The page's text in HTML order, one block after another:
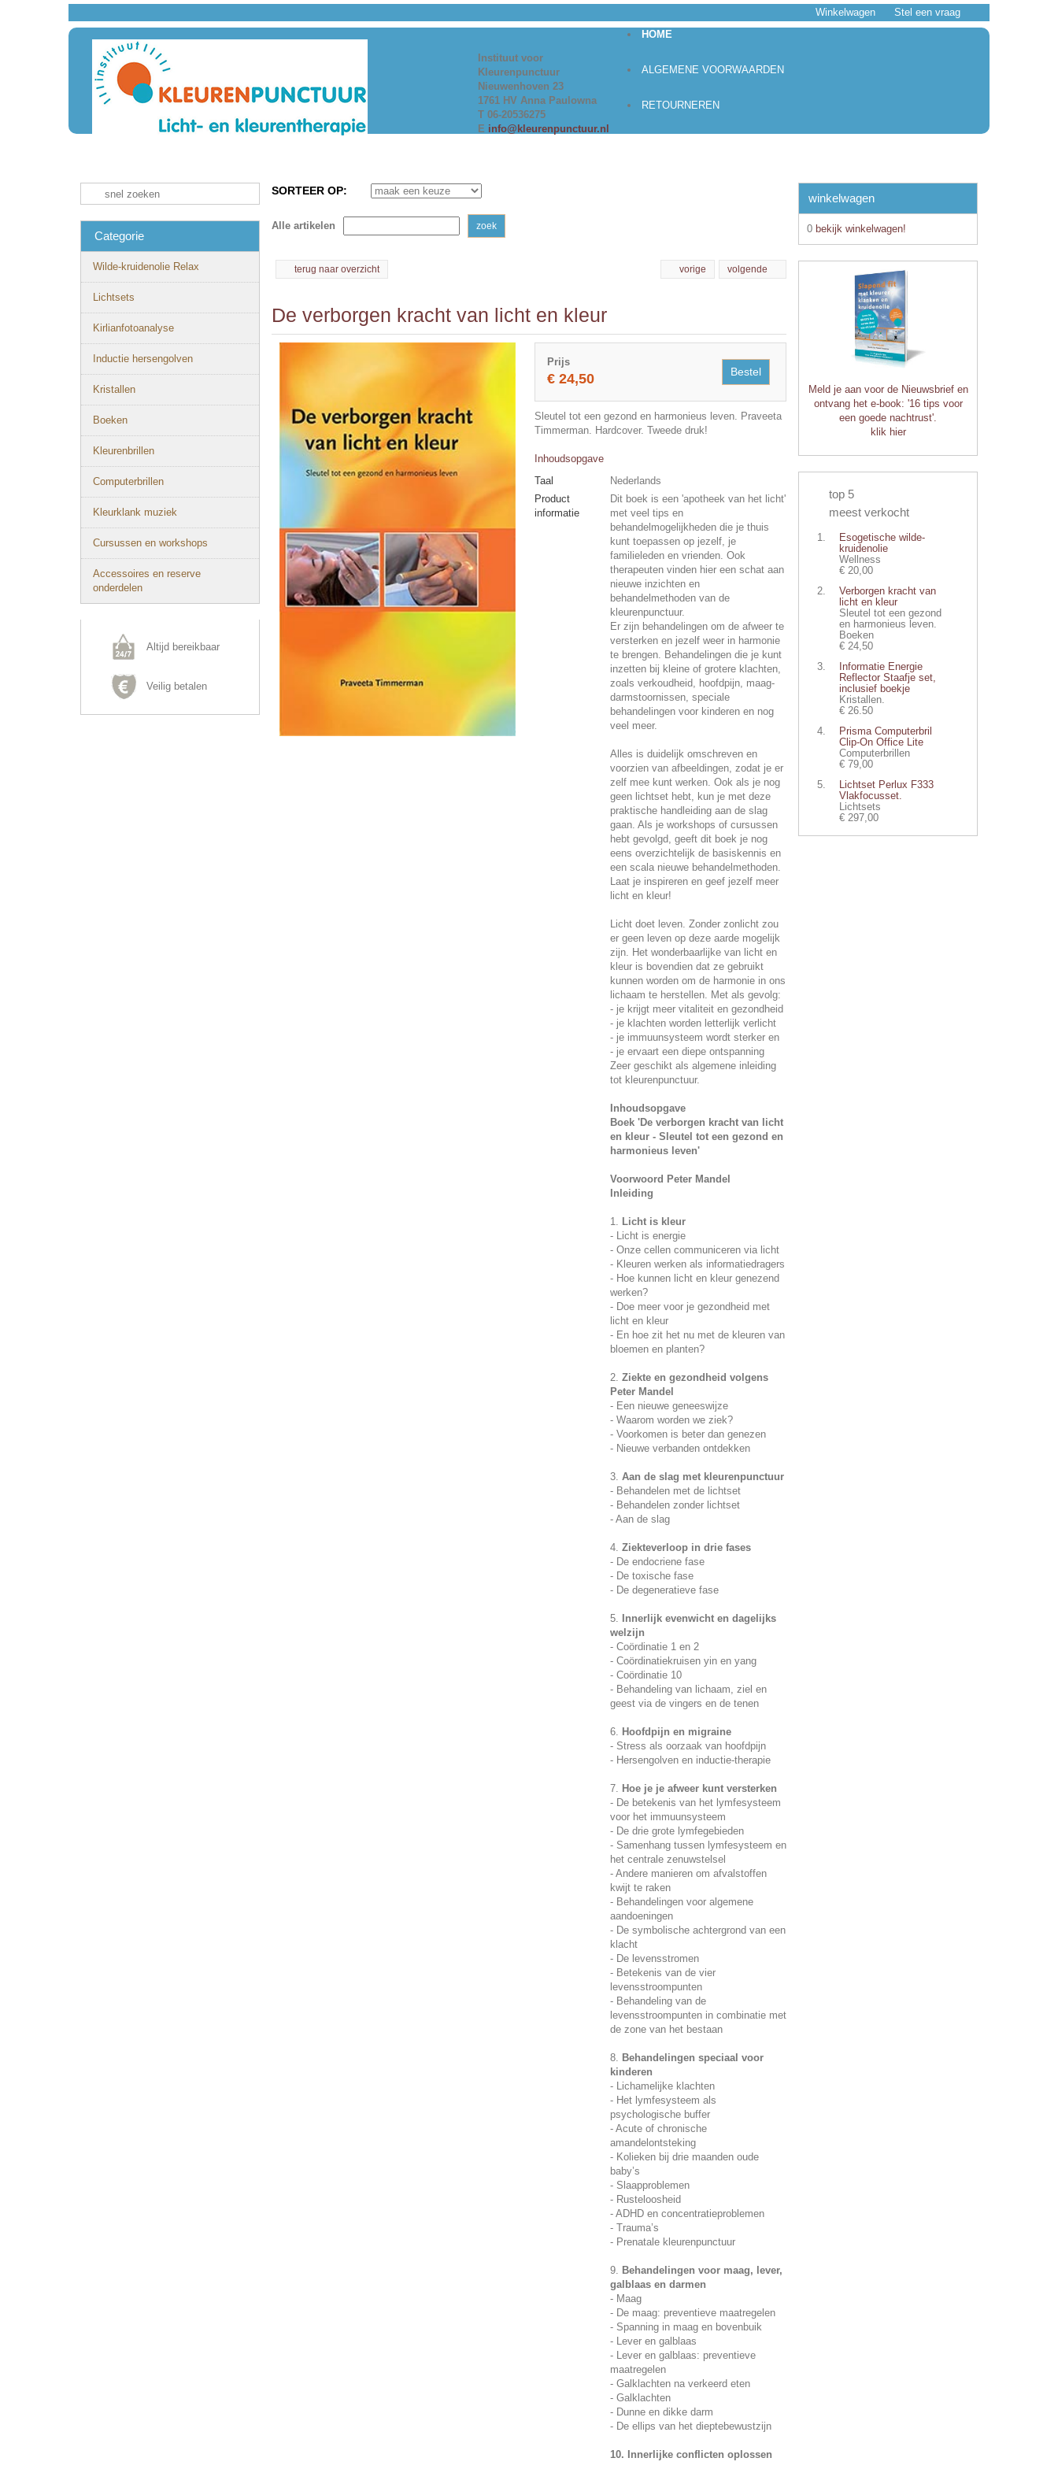
Winkelwagen Stel een vraag
Instituut voor
Kleurenpunctuur
Nieuwenhoven 23
1761 HV Anna Paulowna
T 06-20536275
E info@kleurenpunctuur.nl
HOME
ALGEMENE VOORWAARDEN
RETOURNEREN
Categorie
Wilde-kruidenolie Relax
Lichtsets
Kirlianfotoanalyse
Inductie hersengolven
Kristallen
Boeken
Kleurenbrillen
Computerbrillen
Kleurklank muziek
Cursussen en workshops
Accessoires en reserve
onderdelen
Altijd bereikbaar
Veilig betalen
SORTEER OP:
Alle artikelen zoek
terug naar overzicht volgende
vorige
De verborgen kracht van licht en kleur
Prijs
€ 24,50 Bestel
Sleutel tot een gezond en harmonieus leven. Praveeta
Timmerman. Hardcover. Tweede druk!
Inhoudsopgave
Taal
Nederlands
Product
informatie
Dit boek is een 'apotheek van het licht'
met veel tips en
behandelmogelijkheden die je thuis
kunt toepassen op jezelf, je
familieleden en vrienden. Ook
therapeuten vinden hier een schat aan
nieuwe inzichten en
behandelmethoden van de
kleurenpunctuur.
Er zijn behandelingen om de afweer te
versterken en jezelf weer in harmonie
te brengen. Behandelingen die je kunt
inzetten bij kleine of grotere klachten,
zoals verkoudheid, hoofdpijn, maag-
darmstoornissen, speciale
behandelingen voor kinderen en nog
veel meer.
Alles is duidelijk omschreven en
voorzien van afbeeldingen, zodat je er
zelf mee kunt werken. Ook als je nog
geen lichtset hebt, kun je met deze
praktische handleiding aan de slag
gaan. Als je workshops of cursussen
hebt gevolgd, geeft dit boek je nog
eens overzichtelijk de basiskennis en
een scala nieuwe behandelmethoden.
Laat je inspireren en geef jezelf meer
licht en kleur!
Licht doet leven. Zonder zonlicht zou
er geen leven op deze aarde mogelijk
zijn. Het wonderbaarlijke van licht en
kleur is bovendien dat ze gebruikt
kunnen worden om de harmonie in ons
lichaam te herstellen. Met als gevolg:
- je krijgt meer vitaliteit en gezondheid
- je klachten worden letterlijk verlicht
- je immuunsysteem wordt sterker en
- je ervaart een diepe ontspanning
Zeer geschikt als algemene inleiding
tot kleurenpunctuur.
Inhoudsopgave
Boek 'De verborgen kracht van licht
en kleur - Sleutel tot een gezond en
harmonieus leven'
Voorwoord Peter Mandel
Inleiding
1. Licht is kleur
- Licht is energie
- Onze cellen communiceren via licht
- Kleuren werken als informatiedragers
- Hoe kunnen licht en kleur genezend
werken?
- Doe meer voor je gezondheid met
licht en kleur
- En hoe zit het nu met de kleuren van
bloemen en planten?
2. Ziekte en gezondheid volgens
Peter Mandel
- Een nieuwe geneeswijze
- Waarom worden we ziek?
- Voorkomen is beter dan genezen
- Nieuwe verbanden ontdekken
3. Aan de slag met kleurenpunctuur
- Behandelen met de lichtset
- Behandelen zonder lichtset
- Aan de slag
4. Ziekteverloop in drie fases
- De endocriene fase
- De toxische fase
- De degeneratieve fase
5.
Innerlijk evenwicht en dagelijks
welzijn
- Coördinatie 1 en 2
- Coördinatiekruisen yin en yang
- Coördinatie 10
- Behandeling van lichaam, ziel en
geest via de vingers en de tenen
6. Hoofdpijn en migraine
- Stress als oorzaak van hoofdpijn
- Hersengolven en inductie-therapie
7. Hoe je je afweer kunt versterken
- De betekenis van het lymfesysteem
voor het immuunsysteem
- De drie grote lymfegebieden
- Samenhang tussen lymfesysteem en
het centrale zenuwstelsel
- Andere manieren om afvalstoffen
kwijt te raken
- Behandelingen voor algemene
aandoeningen
- De symbolische achtergrond van een
klacht
- De levensstromen
- Betekenis van de vier
levensstroompunten
- Behandeling van de
levensstroompunten in combinatie met
de zone van het bestaan
8. Behandelingen speciaal voor
kinderen
- Lichamelijke klachten
- Het lymfesysteem als
psychologische buffer
- Acute of chronische
amandelontsteking
- Kolieken bij drie maanden oude
baby’s
- Slaapproblemen
- Rusteloosheid
- ADHD en concentratieproblemen
- Trauma’s
- Prenatale kleurenpunctuur
9. Behandelingen voor maag, lever,
galblaas en darmen
- Maag
- De maag: preventieve maatregelen
- Spanning in maag en bovenbuik
- Lever en galblaas
- Lever en galblaas: preventieve
maatregelen
- Galklachten na verkeerd eten
- Galklachten
- Dunne en dikke darm
- De ellips van het dieptebewustzijn
10. Innerlijke conflicten oplossen
winkelwagen
0 bekijk winkelwagen!
Meld je aan voor de Nieuwsbrief en
ontvang het e-book: '16 tips voor
een goede nachtrust'.
klik hier
top 5
meest verkocht
Esogetische wilde-
kruidenolie
Wellness
€ 20,00
Verborgen kracht van
licht en kleur
Sleutel tot een gezond
en harmonieus leven.
Boeken
€ 24,50
Informatie Energie
Reflector Staafje set,
inclusief boekje
Kristallen.
€ 26.50
Prisma Computerbril
Clip-On Office Lite
Computerbrillen
€ 79,00
Lichtset Perlux F333
Vlakfocusset.
Lichtsets
€ 297,00